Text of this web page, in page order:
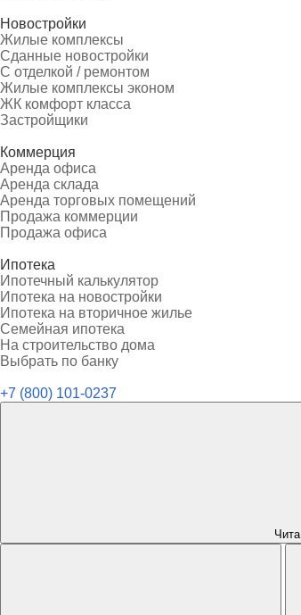
Новостройки
Жилые комплексы
Сданные новостройки
С отделкой / ремонтом
Жилые комплексы эконом
ЖК комфорт класса
Застройщики
Коммерция
Аренда офиса
Аренда склада
Аренда торговых помещений
Продажа коммерции
Продажа офиса
Ипотека
Ипотечный калькулятор
Ипотека на новостройки
Ипотека на вторичное жилье
Семейная ипотека
На строительство дома
Выбрать по банку
+7 (800) 101-0237
Чита